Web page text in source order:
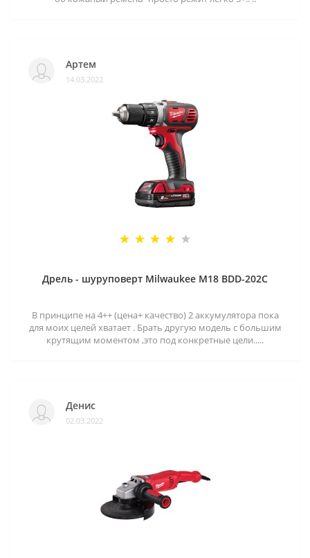
Артем
14.03.2022
Дрель - шуруповерт Milwaukee M18 BDD-202C
В принципе на 4++ (цена+ качество) 2 аккумулятора пока
для моих целей хватает . Брать другую модель с большим
крутящим моментом ,это под конкретные цели.....
Денис
02.03.2022